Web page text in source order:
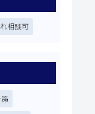
相談可